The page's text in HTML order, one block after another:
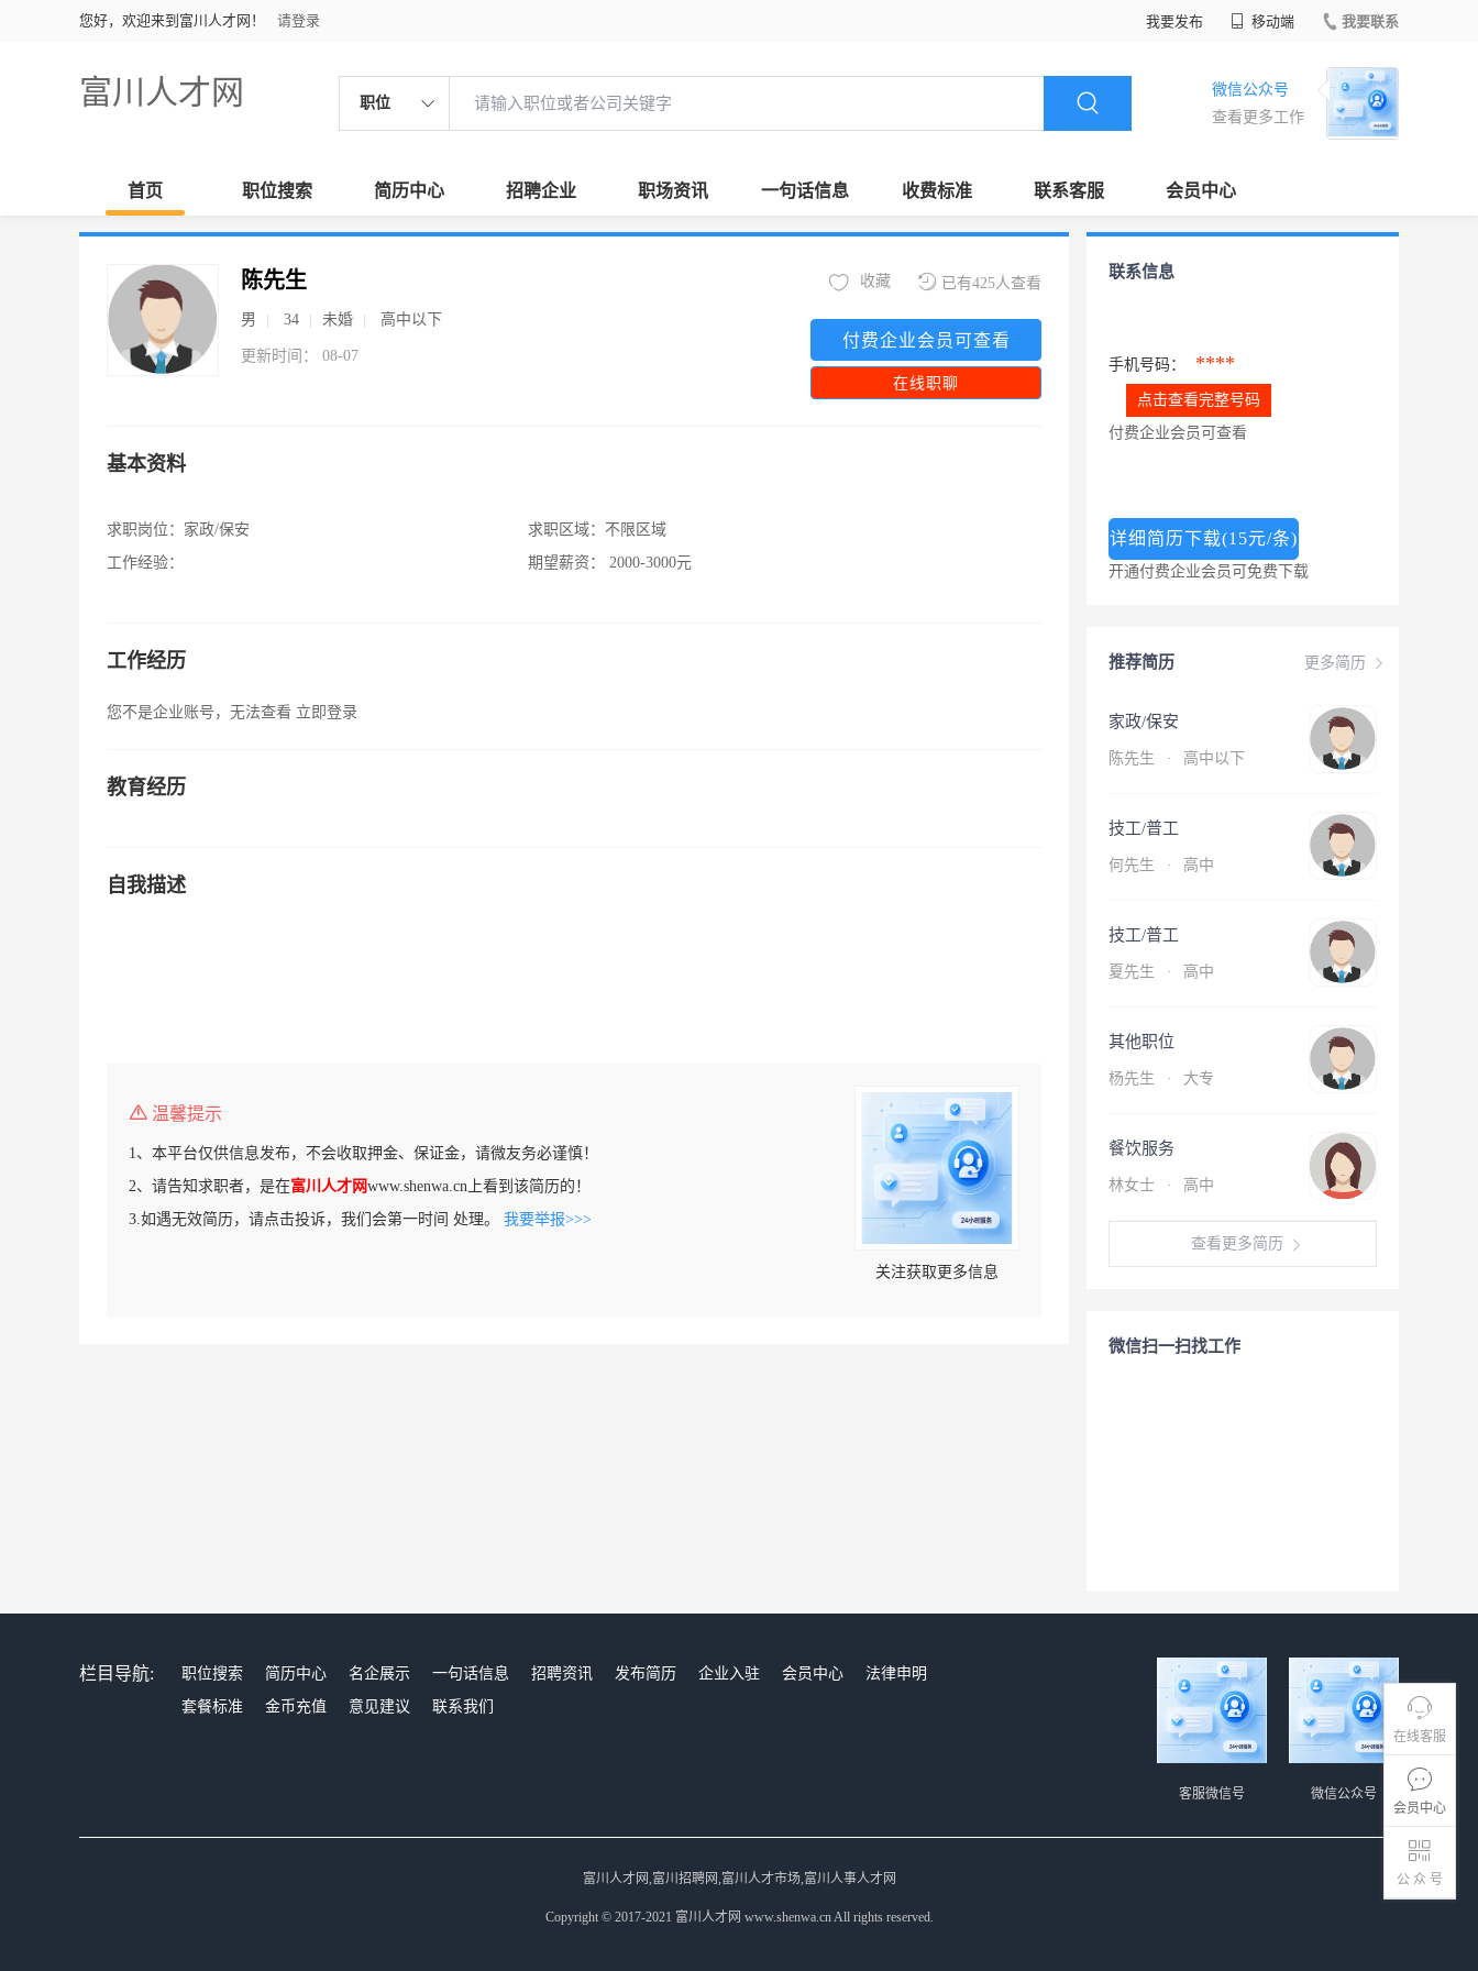
您好，欢迎来到富川人才网！ 请登录 我要发布 移动端 我要联系
富川人才网 职位
微信公众号
查看更多工作
首页 职位搜索 简历中心 招聘企业 职场资讯 一句话信息 收费标准 联系客服 会员中心
在线客服
会员中心
公 众 号
陈先生
男 34 未婚 高中以下
更新时间： 08-07
已有425人查看
收藏
付费企业会员可查看
在线职聊
基本资料
求职岗位： 家政/保安
工作经验：
求职区域： 不限区域
期望薪资：
2000-3000元
工作经历
您不是企业账号，无法查看 立即登录
教育经历
自我描述
温馨提示
1、本平台仅供信息发布，不会收取押金、保证金，请微友务必谨慎！
2、请告知求职者，是在富川人才网www.shenwa.cn上看到该简历的！
3.如遇无效简历，请点击投诉，我们会第一时间 处理。 我要举报>>>
关注获取更多信息
联系信息
手机号码： ****
点击查看完整号码
付费企业会员可查看
详细简历下载(15元/条)
开通付费企业会员可免费下载
更多简历
推荐简历
家政/保安
陈先生 · 高中以下
技工/普工
何先生 · 高中
技工/普工
夏先生 · 高中
其他职位
杨先生 · 大专
餐饮服务
林女士 · 高中
查看更多简历
微信扫一扫找工作
栏目导航: 职位搜索 简历中心 名企展示 一句话信息 招聘资讯 发布简历 企业入驻 会员中心
法律申明
套餐标准
金币充值 意见建议 联系我们
微信公众号
客服微信号
富川人才网,富川招聘网,富川人才市场,富川人事人才网
Copyright © 2017-2021 富川人才网 www.shenwa.cn All rights reserved.